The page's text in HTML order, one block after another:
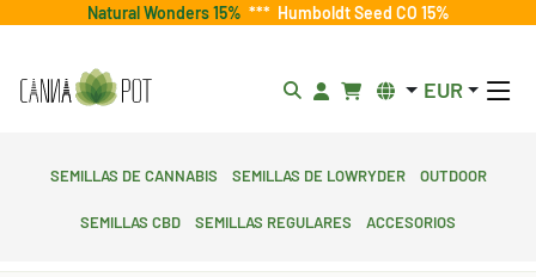
Natural Wonders 15% *** Humboldt Seed CO 15%
EUR
Semillas de cannabis Semillas de lowryder Outdoor
Semillas CBD Semillas regulares Accesorios